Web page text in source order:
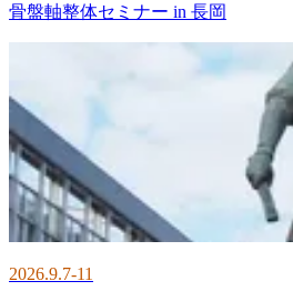
骨盤軸整体セミナー in 長岡
2026.9.7-11